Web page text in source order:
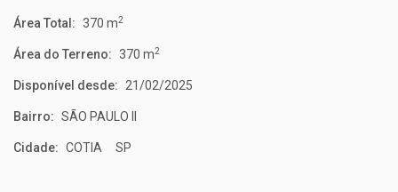
Área Total: 370 m2
Área do Terreno: 370 m2
Disponível desde: 21/02/2025
Bairro: SÃO PAULO II
Cidade: COTIA SP